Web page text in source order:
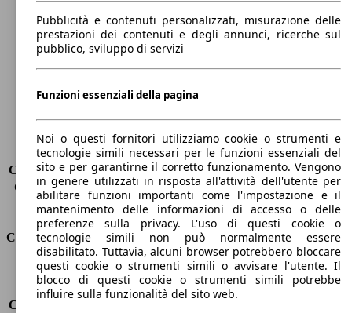
Lunghezza
4380 mm
Altezza
1450 mm
Larghezza
1830 mm
Passo
2650 mm
Carico massimo
-
Porte
5
Sedili
5
Carico sul tetto
-
Capacità di traino (senza freni) -
Capacità di traino (con freni)
1200 kg
Volume del bagagliaio
375 - 1354 l
Consumi
Emissioni di CO2*
91 g/km (komb.)
Consumo (urbano)
3.8 l/100km
Consumo (extra-urbano)
Pubblicità e contenuti personalizzati, misurazione delle
prestazioni dei contenuti e degli annunci, ricerche sul
pubblico, sviluppo di servizi
Funzioni essenziali della pagina
Noi o questi fornitori utilizziamo cookie o strumenti e
tecnologie simili necessari per le funzioni essenziali del
sito e per garantirne il corretto funzionamento. Vengono
in genere utilizzati in risposta all'attività dell'utente per
abilitare funzioni importanti come l'impostazione e il
mantenimento delle informazioni di accesso o delle
preferenze sulla privacy. L'uso di questi cookie o
tecnologie simili non può normalmente essere
disabilitato. Tuttavia, alcuni browser potrebbero bloccare
questi cookie o strumenti simili o avvisare l'utente. Il
blocco di questi cookie o strumenti simili potrebbe
influire sulla funzionalità del sito web.